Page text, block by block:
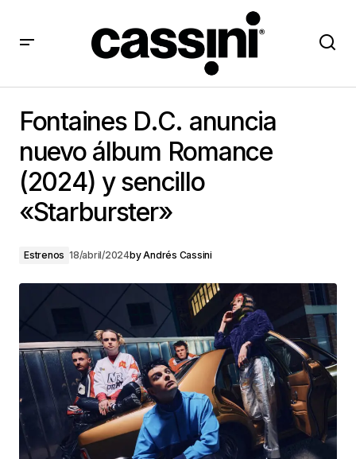
y sencillo «Starburster»
Fontaines D.C. anuncia
nuevo álbum Romance
(2024) y sencillo
«Starburster»
Estrenos 18/abril/2024byAndrés Cassini